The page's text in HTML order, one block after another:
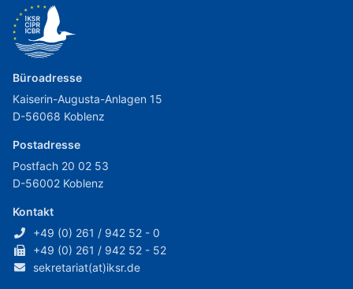
Büroadresse
Kaiserin-Augusta-Anlagen 15
D-56068 Koblenz
Postadresse
Postfach 20 02 53
D-56002 Koblenz
Kontakt
+49 (0) 261 / 942 52 - 0
+49 (0) 261 / 942 52 - 52
sekretariat(at)iksr.de